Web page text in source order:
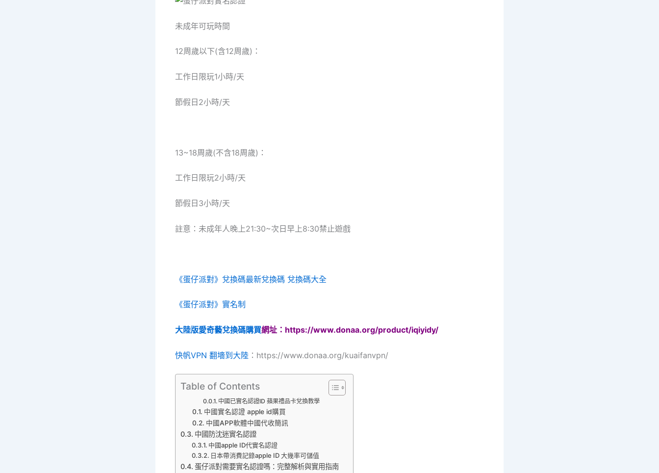
未成年可玩時間
12周歲以下(含12周歲)：
工作日限玩1小時/天
節假日2小時/天
13~18周歲(不含18周歲)：
工作日限玩2小時/天
節假日3小時/天
註意：未成年人晚上21:30~次日早上8:30禁止遊戲
《蛋仔派對》兌換碼最新兌換碼 兌換碼大全
《蛋仔派對》實名制
大陸版愛奇藝兌換碼購買網址：https://www.donaa.org/product/iqiyidy/
快帆VPN 翻墻到大陸 ：https://www.donaa.org/kuaifanvpn/
Table of Contents
中國已實名認證ID 蘋果禮品卡兌換教學
中國實名認證 apple id購買
中國APP軟體中國代收簡訊
中國防沈迷實名認證
中國apple ID代實名認證
日本帶消費記錄apple ID 大幾率可儲值
蛋仔派對需要實名認證嗎：完整解析與實用指南